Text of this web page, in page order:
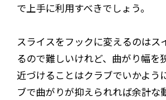
で上手に利用すべきでしょう。
スライスをフックに変えるのはス
るので難しいけれど、曲がり幅を
近づけることはクラブでいかよう
ブで曲がりが抑えられれば余計な